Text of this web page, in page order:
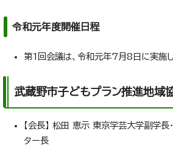
令和元年度開催日程
第1回会議は、令和元年7月8日に実施し
武蔵野市子どもプラン推進地域
【会長】 松田 恵示 東京学芸大学副学長
ター長